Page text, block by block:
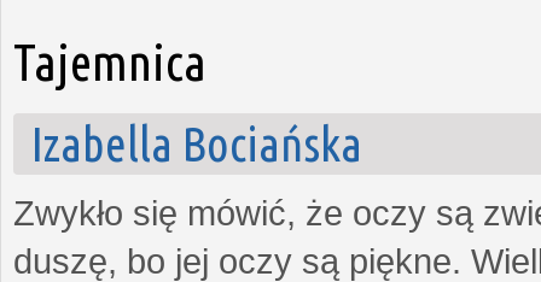
Tajemnica
Izabella Bociańska
Zwykło się mówić, że oczy są
duszę, bo jej oczy są piękne.